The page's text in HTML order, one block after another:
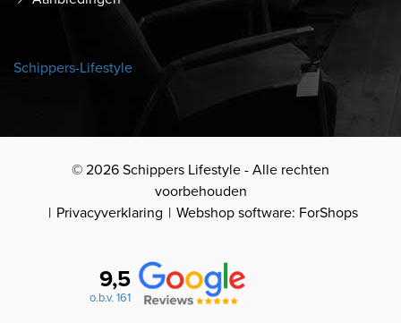
Schippers-Lifestyle
© 2026 Schippers Lifestyle - Alle rechten
voorbehouden
Privacyverklaring
Webshop software: ForShops
9,5
o.b.v. 161